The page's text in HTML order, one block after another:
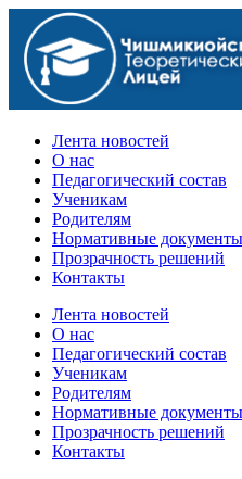
Официальный сайт учебного
Лента новостей
О нас
Педагогический состав
Ученикам
Родителям
Нормативные документы
Прозрачность решений
Контакты
Лента новостей
О нас
Педагогический состав
Ученикам
Родителям
Нормативные документы
Прозрачность решений
Контакты